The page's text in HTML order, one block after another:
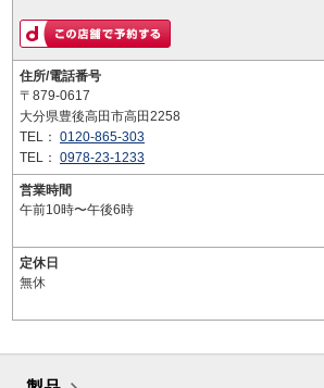
住所/電話番号
〒879-0617
大分県豊後高田市高田2258
TEL： 0120-865-303
TEL： 0978-23-1233
営業時間
午前10時〜午後6時
定休日
無休